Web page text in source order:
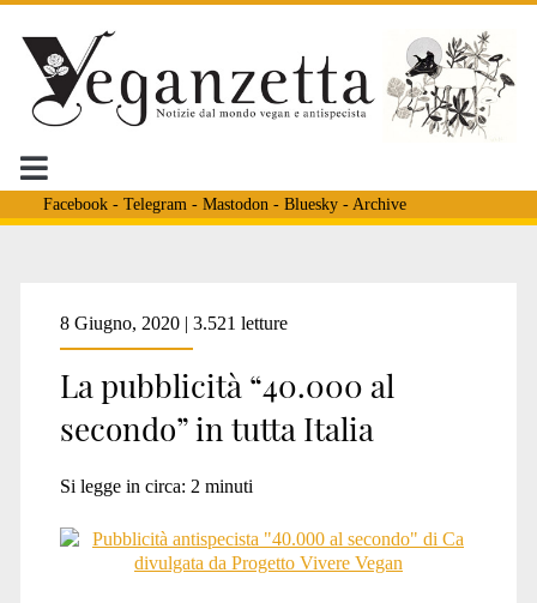
Facebook- Telegram - Mastodon - Bluesky- Archive
Tag:
<span>genova</span>
8 Giugno, 2020 | 3.521 letture
La pubblicità “40.000 al
secondo” in tutta Italia
Si legge in circa: 2 minuti